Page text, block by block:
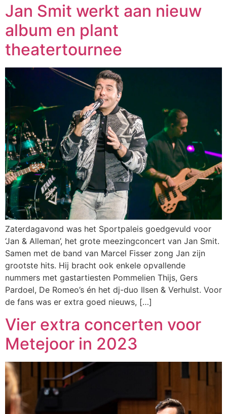
Jan Smit werkt aan nieuw
album en plant
theatertournee
Zaterdagavond was het Sportpaleis goedgevuld voor
‘Jan & Alleman’, het grote meezingconcert van Jan Smit.
Samen met de band van Marcel Fisser zong Jan zijn
grootste hits. Hij bracht ook enkele opvallende
nummers met gastartiesten Pommelien Thijs, Gers
Pardoel, De Romeo’s én het dj-duo Ilsen & Verhulst. Voor
de fans was er extra goed nieuws, […]
Vier extra concerten voor
Metejoor in 2023